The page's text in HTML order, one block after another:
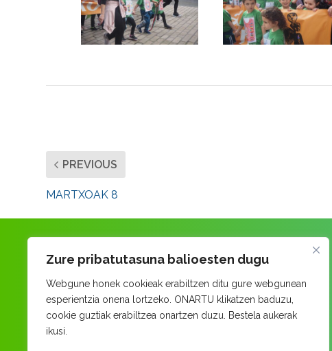
Zure pribatutasuna balioesten dugu
Webgune honek cookieak erabiltzen ditu gure webgunean
esperientzia onena lortzeko. ONARTU klikatzen baduzu,
cookie guztiak erabiltzea onartzen duzu. Bestela aukerak
ikusi.
PREVIOUS
MARTXOAK 8